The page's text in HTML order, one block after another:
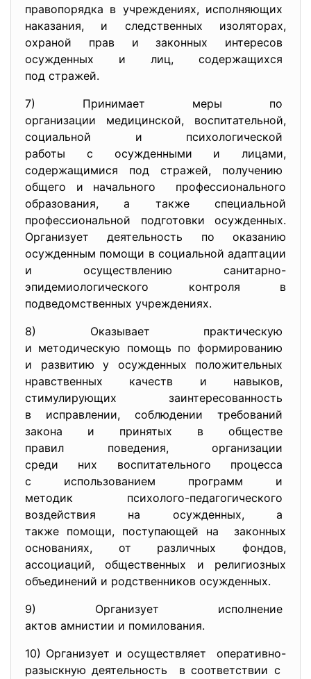
правопорядка в учреждениях, исполняющих
наказания, и следственных изоляторах,
охраной прав и законных интересов
осужденных и лиц, содержащихся
под стражей.
7) Принимает меры по
организации медицинской, воспитательной,
социальной и психологической
работы с осужденными и лицами,
содержащимися под стражей, получению
общего и начального профессионального
образования, а также специальной
профессиональной подготовки осужденных.
Организует деятельность по оказанию
осужденным помощи в социальной адаптации
и осуществлению санитарно-
эпидемиологического контроля в
подведомственных учреждениях.
8) Оказывает практическую
и методическую помощь по формированию
и развитию у осужденных положительных
нравственных качеств и навыков,
стимулирующих заинтересованность
в исправлении, соблюдении требований
закона и принятых в обществе
правил поведения, организации
среди них воспитательного процесса
с использованием программ и
методик психолого-педагогического
воздействия на осужденных, а
также помощи, поступающей на законных
основаниях, от различных фондов,
ассоциаций, общественных и религиозных
объединений и родственников осужденных.
9) Организует исполнение
актов амнистии и помилования.
10) Организует и осуществляет оперативно-
разыскнуюдеятельность в соответствии с